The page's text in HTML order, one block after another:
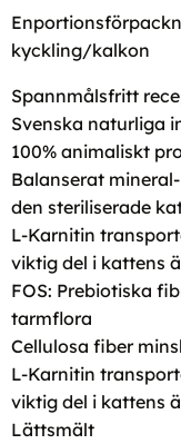
kyckling/kalkon
Spannmålsfritt
Svenska naturliga
100% animaliskt
Balanserat
den steriliserade
L-Karnitin
viktig del i kattens
FOS: Prebiotiska
tarmflora
Cellulosa fiber
L-Karnitin
viktig del i kattens
Lättsmält